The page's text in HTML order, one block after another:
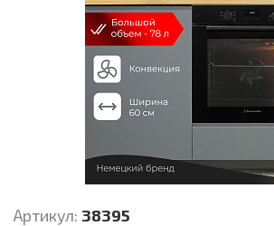
Артикул: 38395